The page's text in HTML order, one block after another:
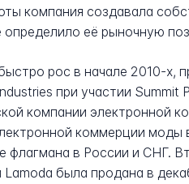
компания создавала
определило её рыночную
рос в начале 2010-х,
при участии
компании электронной
коммерции моды
флагмана в России и СНГ.
Lamoda была продана в